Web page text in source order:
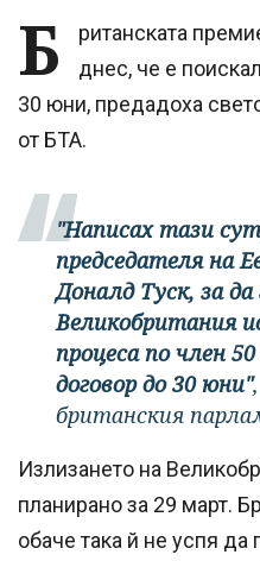
Б
ританската
днес, че е
30 юни, предадоха
от БТА.
"Написах тази
председателя на
Доналд Туск, за
Великобритания
процеса по член
договор до 30 юни"
британския
Излизането на
планирано за 29 март.
обаче така й не успя да